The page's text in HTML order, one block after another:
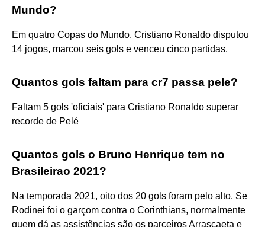
Mundo?
Em quatro Copas do Mundo, Cristiano Ronaldo disputou
14 jogos, marcou seis gols e venceu cinco partidas.
Quantos gols faltam para cr7 passa pele?
Faltam 5 gols 'oficiais' para Cristiano Ronaldo superar
recorde de Pelé
Quantos gols o Bruno Henrique tem no
Brasileirao 2021?
Na temporada 2021, oito dos 20 gols foram pelo alto. Se
Rodinei foi o garçom contra o Corinthians, normalmente
quem dá as assistências são os parceiros Arrascaeta e